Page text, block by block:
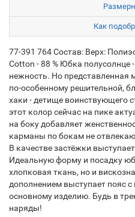
Как
77-391 764 Состав: Верх:
Cotton - 88 % Юбка полусолнце
нежность. Но представленная
по-особенному решительной,
хаки - детище воинствующего
этот колор сейчас на пике
на боку добавляет
карманы по бокам не
В качестве застёжки
Идеальную форму и посадку
хлопковая ткань, но и
дополнением выступает пояс
основному изделию. Будь в
наряды!